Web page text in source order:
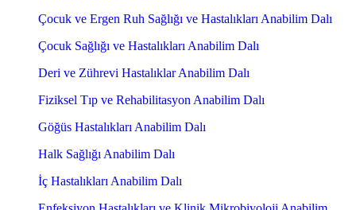
Çocuk ve Ergen Ruh Sağlığı ve Hastalıkları Anabilim Dalı
Çocuk Sağlığı ve Hastalıkları Anabilim Dalı
Deri ve Zührevi Hastalıklar Anabilim Dalı
Fiziksel Tıp ve Rehabilitasyon Anabilim Dalı
Göğüs Hastalıkları Anabilim Dalı
Halk Sağlığı Anabilim Dalı
İç Hastalıkları Anabilim Dalı